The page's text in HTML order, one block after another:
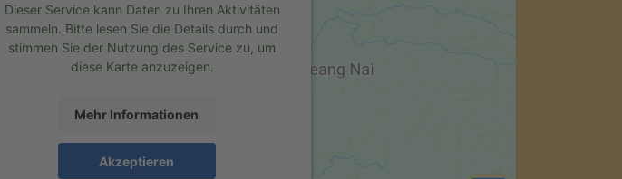
Dieser Service kann Daten zu Ihren Aktivitäten
sammeln. Bitte lesen Sie die Details durch und
stimmen Sie der Nutzung des Service zu, um
diese Karte anzuzeigen.
Mehr Informationen
Akzeptieren